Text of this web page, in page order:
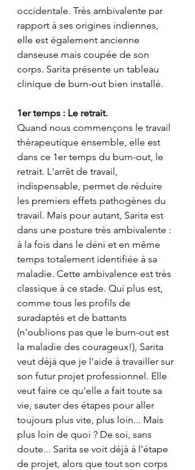
occidentale. Très ambivalente par
rapport à ses origines indiennes,
elle est également ancienne
danseuse mais coupée de son
corps. Sarita présente un tableau
clinique de burn-out bien installé.
1er temps : Le retrait.
Quand nous commençons le travail
thérapeutique ensemble, elle est
dans ce 1er temps du burn-out, le
retrait. L'arrêt de travail,
indispensable, permet de réduire
les premiers effets pathogènes du
travail. Mais pour autant, Sarita est
dans une posture très ambivalente :
à la fois dans le déni et en même
temps totalement identifiée à sa
maladie. Cette ambivalence est très
classique à ce stade. Qui plus est,
comme tous les profils de
suradaptés et de battants
(n'oublions pas que le burn-out est
la maladie des courageux!), Sarita
veut déjà que je l'aide à travailler sur
son futur projet professionnel. Elle
veut faire ce qu'elle a fait toute sa
vie, sauter des étapes pour aller
toujours plus vite, plus loin... Mais
plus loin de quoi ? De soi, sans
doute... Sarita se voit déjà à l'étape
de projet, alors que tout son corps